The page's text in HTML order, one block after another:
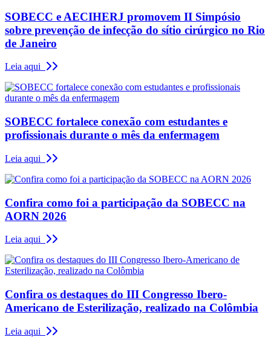
SOBECC e AECIHERJ promovem II Simpósio
sobre prevenção de infecção do sítio cirúrgico no Rio
de Janeiro
Leia aqui
SOBECC fortalece conexão com estudantes e
profissionais durante o mês da enfermagem
Leia aqui
Confira como foi a participação da SOBECC na
AORN 2026
Leia aqui
Confira os destaques do III Congresso Ibero-
Americano de Esterilização, realizado na Colômbia
Leia aqui